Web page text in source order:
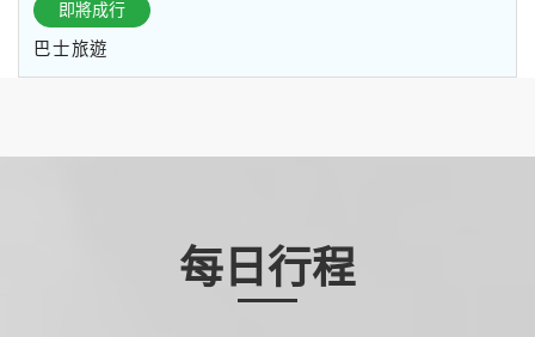
即將成行
巴士旅遊
每日行程